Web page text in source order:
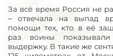
За всё время Россия не
– отвечала на выпад
помощи тех, кто в её
раз воины
выдержку. В такие же